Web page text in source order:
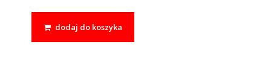
dodaj do koszyka